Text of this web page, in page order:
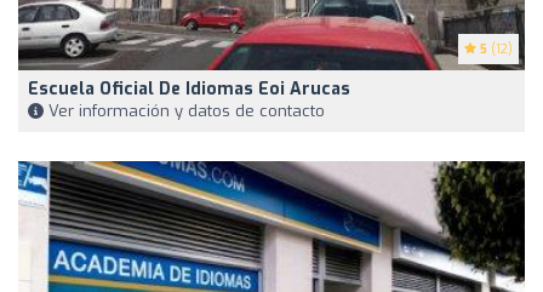
5 (12)
Escuela Oficial De Idiomas Eoi Arucas
Ver información y datos de contacto